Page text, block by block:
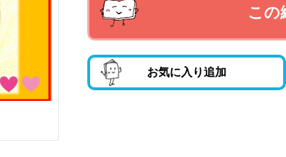
この
お気に入り追加